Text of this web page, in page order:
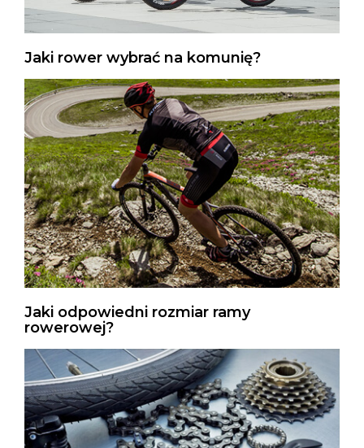
Jaki rower wybrać na komunię?
Jaki odpowiedni rozmiar ramy
rowerowej?